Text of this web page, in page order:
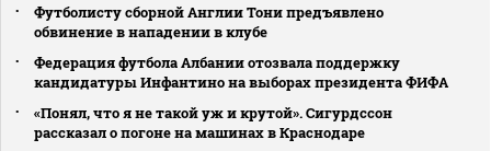
Футболисту сборной Англии Тони предъявлено
обвинение в нападении в клубе
Федерация футбола Албании отозвала поддержку
кандидатуры Инфантино на выборах президента ФИФА
«Понял, что я не такой уж и крутой». Сигурдссон
рассказал о погоне на машинах в Краснодаре